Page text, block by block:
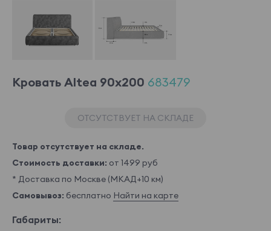
Кровать Altea 90x200 683479
ОТСУТСТВУЕТ НА СКЛАДЕ
Товар отсутствует на складе.
Стоимость доставки: от 1499 руб
* Доставка по Москве (МКАД+10 км)
Самовывоз: бесплатно Найти на карте
Габариты: